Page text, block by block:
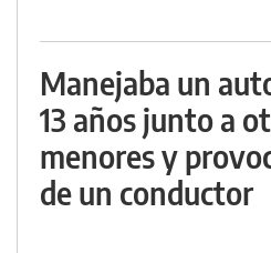
Manejaba un
13 años junto a
menores y
de un conductor